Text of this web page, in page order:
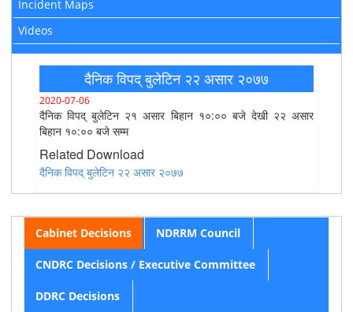
Incident Maps
Videos
दैनिक विपद् बुलेटिन २२ असार २०७७
2020-07-06
दैनिक विपद् बुलेटिन २१ असार बिहान १०:०० बजे देखी २२ असार
बिहान १०:०० बजे सम्म
Related Download
दैनिक विपद् बुलेटिन २२ असार २०७७
Cabinet Decisions NDRRM Council
CNDRC Decisions / Executive Committee
DDRC Decisions